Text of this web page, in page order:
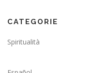
CATEGORIE
Spiritualità